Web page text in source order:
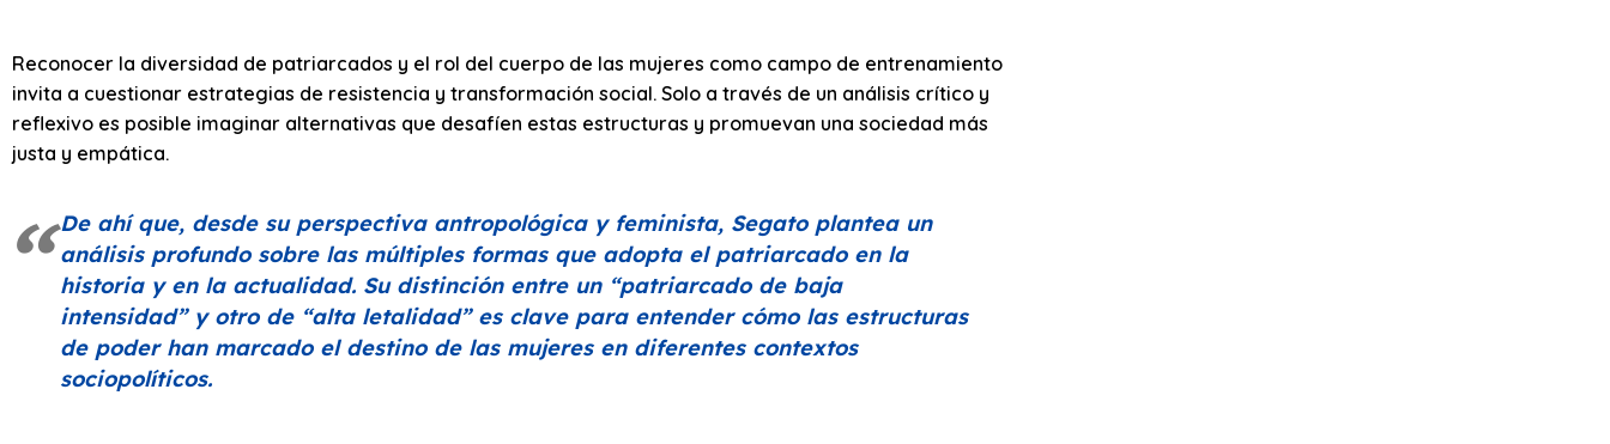
Reconocer la diversidad de patriarcados y el rol del cuerpo de las mujeres como campo de entrenamiento
invita a cuestionar estrategias de resistencia y transformación social. Solo a través de un análisis crítico y
reflexivo es posible imaginar alternativas que desafíen estas estructuras y promuevan una sociedad más
justa y empática.
De ahí que, desde su perspectiva antropológica y feminista, Segato plantea un
análisis profundo sobre las múltiples formas que adopta el patriarcado en la
historia y en la actualidad. Su distinción entre un “patriarcado de baja
intensidad”y otro de “alta letalidad”es clave para entender cómo las estructuras
de poder han marcado el destino de las mujeres en diferentes contextos
sociopolíticos.